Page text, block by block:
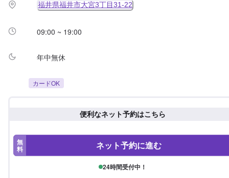
福井県福井市大宮3丁目31-22
09:00 ~ 19:00
年中無休
カードOK
便利なネット予約はこちら
無
料 ネット予約に進む
24時間受付中！